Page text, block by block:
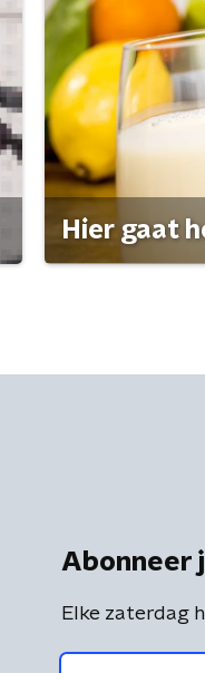
Hier gaat
Abonneer
Elke zaterdag